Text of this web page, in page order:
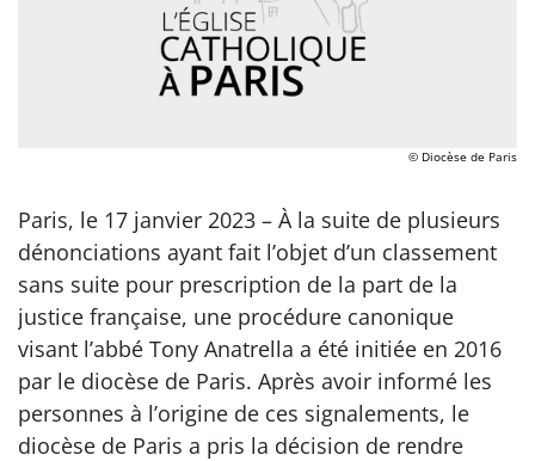
© Diocèse de Paris
Paris, le 17 janvier 2023 – À la suite de plusieurs
dénonciations ayant fait l’objet d’un classement
sans suite pour prescription de la part de la
justice française, une procédure canonique
visant l’abbé Tony Anatrella a été initiée en 2016
par le diocèse de Paris. Après avoir informé les
personnes à l’origine de ces signalements, le
diocèse de Paris a pris la décision de rendre